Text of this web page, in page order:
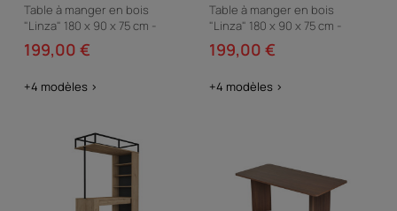
Table à manger en bois
"Linza" 180 x 90 x 75 cm -
Travertin
199,00 €
+4 modèles >
Table à manger en bois
"Linza" 180 x 90 x 75 cm -
Chêne à miel
199,00 €
+4 modèles >